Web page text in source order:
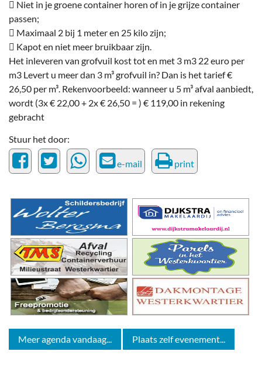
 Niet in je groene container horen of in je grijze container
passen;
 Maximaal 2 bij 1 meter en 25 kilo zijn;
 Kapot en niet meer bruikbaar zijn.
Het inleveren van grofvuil kost tot en met 3 m3 22 euro per
m3 Levert u meer dan 3 m³ grofvuil in? Dan is het tarief €
26,50 per m³. Rekenvoorbeeld: wanneer u 5 m³ afval aanbiedt,
wordt (3x € 22,00 + 2x € 26,50 = ) € 119,00 in rekening
gebracht
Stuur het door:
e-mail print
Meer agenda vandaag... Plaats zelf evenement...